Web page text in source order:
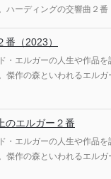
ハーディングの交響曲２番
番（2023）
・エルガーの人生や作品
傑作の森といわれるエル
のエルガー２番
・エルガーの人生や作品
傑作の森といわれるエル